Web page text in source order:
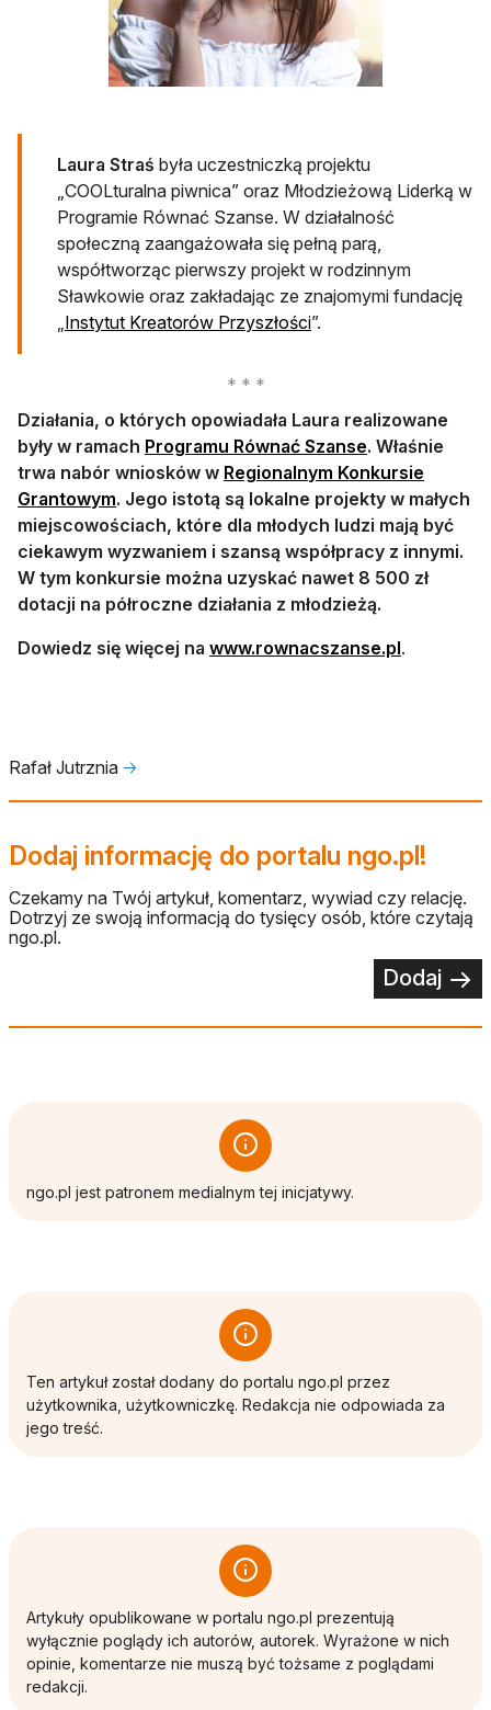
Laura Straś była uczestniczką projektu
„COOLturalna piwnica” oraz Młodzieżową Liderką w
Programie Równać Szanse. W działalność
społeczną zaangażowała się pełną parą,
współtworząc pierwszy projekt w rodzinnym
Sławkowie oraz zakładając ze znajomymi fundację
„Instytut Kreatorów Przyszłościotwiera się w nowej
”.
Działania, o których opowiadała Laura realizowane
były w ramach Programu Równać Szanseotwiera się w
. Właśnie
trwa nabór wniosków w Regionalnym Konkursie
Grantowymotwiera się w nowej karcie
. Jego istotą są lokalne projekty w małych
miejscowościach, które dla młodych ludzi mają być
ciekawym wyzwaniem i szansą współpracy z innymi.
W tym konkursie można uzyskać nawet 8 500 zł
dotacji na półroczne działania z młodzieżą.
Dowiedz się więcej na www.rownacszanse.plotwiera
.
Rafał Jutrznia 🡢
Dodaj informację do portalu ngo.pl!
Czekamy na Twój artykuł, komentarz, wywiad czy relację.
Dotrzyj ze swoją informacją do tysięcy osób, które czytają
ngo.pl.
Dodaj
ngo.pl jest patronem medialnym tej inicjatywy.
Ten artykuł został dodany do portalu ngo.pl przez
użytkownika, użytkowniczkę. Redakcja nie odpowiada za
jego treść.
Artykuły opublikowane w portalu ngo.pl prezentują
wyłącznie poglądy ich autorów, autorek. Wyrażone w nich
opinie, komentarze nie muszą być tożsame z poglądami
redakcji.